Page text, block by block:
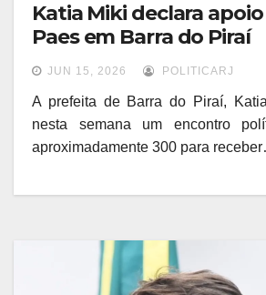
Katia Miki declara
Paes em Barra do Piraí
JUN 15, 2026 POLITICARJ
A prefeita de Barra do Piraí,
nesta semana um encontro
aproximadamente 300 para